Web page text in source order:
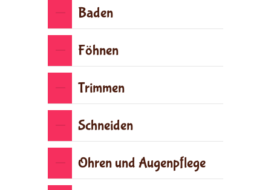
Baden
Föhnen
Trimmen
Schneiden
Ohren und Augenpflege